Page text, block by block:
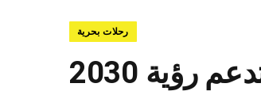
رحلات بحرية
2030